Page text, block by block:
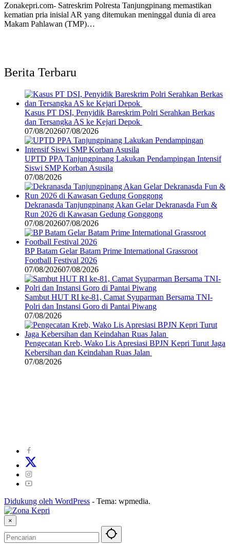
Zonakepri.com- Satreskrim Polresta Tanjungpinang memastikan
kematian pria inisial AR yang ditemukan meninggal dunia di area
Makam Pahlawan (TMP)…
Berita Terbaru
Kasus PT DSI, Penyidik Bareskrim Polri Serahkan Berkas
dan Tersangka AS ke Kejari Depok
07/08/202607/08/2026
UPTD PPA Tanjungpinang Lakukan Pendampingan Intensif
Siswi SMP Korban Asusila
07/08/2026
Dekranasda Tanjungpinang Akan Gelar Dekranasda Fun &
Run 2026 di Kawasan Gedung Gonggong
07/08/202607/08/2026
BP Batam Gelar Batam Prime International Grassroot
Football Festival 2026
07/08/202607/08/2026
Sambut HUT RI ke-81, Camat Syuparman Bersama TNI-
Polri dan Instansi Goro di Pantai Piwang
07/08/2026
Pengecatan Kreb, Wako Lis Apresiasi BPJN Kepri Turut Jaga
Kebersihan dan Keindahan Ruas Jalan
07/08/2026
Didukung oleh WordPress - Tema: wpmedia.
×